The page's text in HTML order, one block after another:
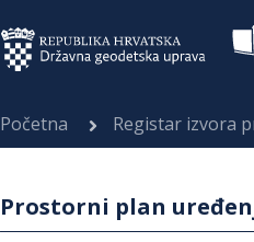
Početna Registar izvora
Prostorni plan